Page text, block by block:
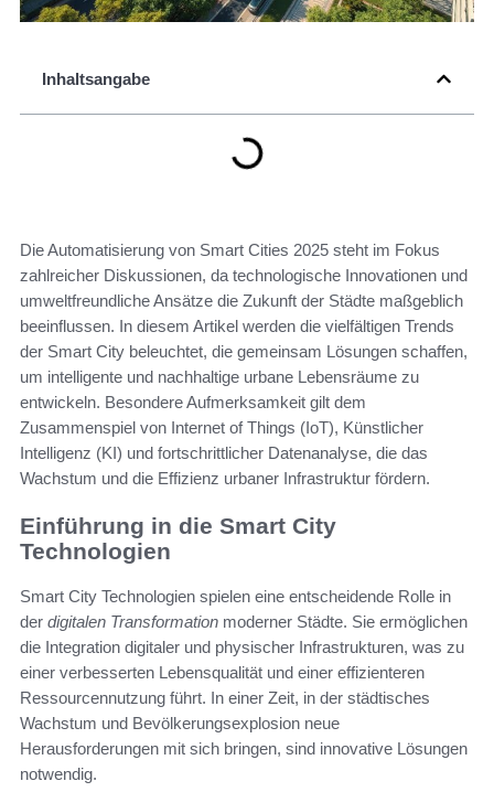
Inhaltsangabe
Die Automatisierung von Smart Cities 2025 steht im Fokus
zahlreicher Diskussionen, da technologische Innovationen und
umweltfreundliche Ansätze die Zukunft der Städte maßgeblich
beeinflussen. In diesem Artikel werden die vielfältigen Trends
der Smart City beleuchtet, die gemeinsam Lösungen schaffen,
um intelligente und nachhaltige urbane Lebensräume zu
entwickeln. Besondere Aufmerksamkeit gilt dem
Zusammenspiel von Internet of Things (IoT), Künstlicher
Intelligenz (KI) und fortschrittlicher Datenanalyse, die das
Wachstum und die Effizienz urbaner Infrastruktur fördern.
Einführung in die Smart City
Technologien
Smart City Technologien spielen eine entscheidende Rolle in
der digitalen Transformation moderner Städte. Sie ermöglichen
die Integration digitaler und physischer Infrastrukturen, was zu
einer verbesserten Lebensqualität und einer effizienteren
Ressourcennutzung führt. In einer Zeit, in der städtisches
Wachstum und Bevölkerungsexplosion neue
Herausforderungen mit sich bringen, sind innovative Lösungen
notwendig.